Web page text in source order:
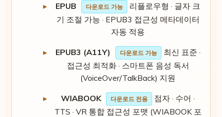
EPUB 다운로드 가능
리플로우형 · 글자 크
기 조절 가능 · EPUB3 접근성 메타데이터
자동 적용
EPUB3 (A11Y) 다운로드 가능
최신 표준 ·
접근성 최적화 · 스마트폰 음성 독서
(VoiceOver/TalkBack) 지원
WIABOOK 다운로드 전용
점자 · 수어 ·
TTS · VR 통합 접근성 포맷 (WIABOOK 포